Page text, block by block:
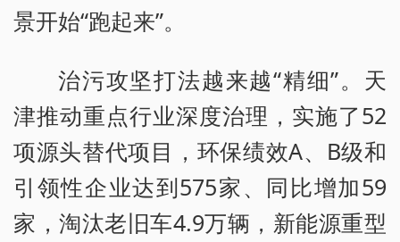
景开始“跑起来”。
治污攻坚打法越来越“精细”。天
津推动重点行业深度治理，实施了52
项源头替代项目，环保绩效A、B级和
引领性企业达到575家、同比增加59
家，淘汰老旧车4.9万辆，新能源重型